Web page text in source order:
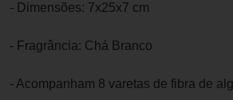
- Dimensões: 7x25x7 cm
- Fragrância: Chá Branco
- Acompanham 8 varetas de fibra de